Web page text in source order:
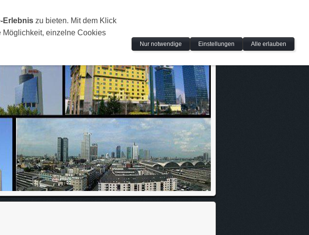
FOTOS LINKOVI
Erlebnis zu bieten. Mit dem Klick
einzelne Cookies
Nur notwendige Einstellungen Alle erlauben